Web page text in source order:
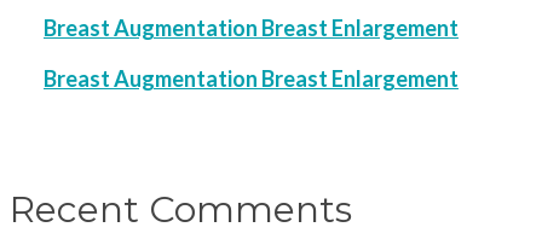
Breast Augmentation Breast Enlargement
Breast Augmentation Breast Enlargement
Recent Comments